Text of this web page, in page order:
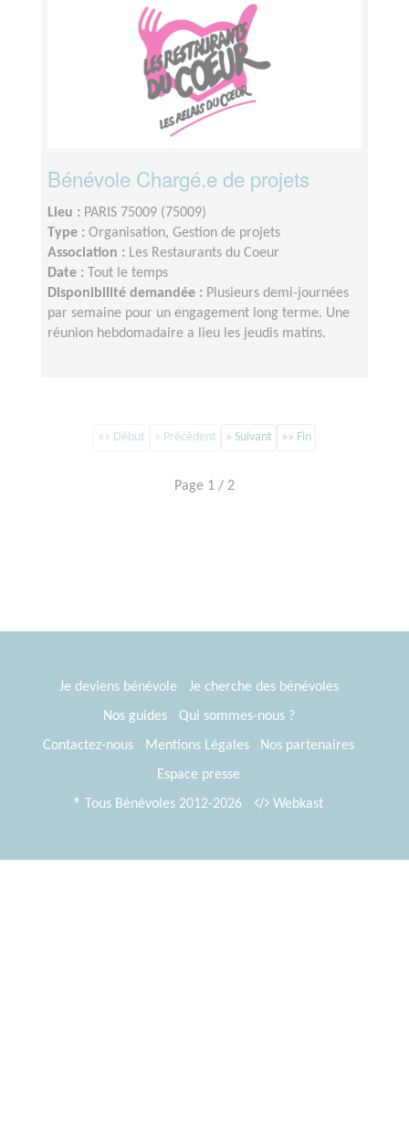
Bénévole Chargé.e de projets
Lieu : PARIS 75009 (75009)
Type : Organisation, Gestion de projets
Association : Les Restaurants du Coeur
Date :
Tout le temps
Disponibilité demandée : Plusieurs demi-journées
par semaine pour un engagement long terme. Une
réunion hebdomadaire a lieu les jeudis matins.
«« Début « Précédent » Suivant »» Fin
Page 1 / 2
Je deviens bénévole
Je cherche des bénévoles
Nos guides
Qui sommes-nous ?
Contactez-nous
Mentions Légales
Nos partenaires
Espace presse
® Tous Bénévoles 2012-2026
Webkast